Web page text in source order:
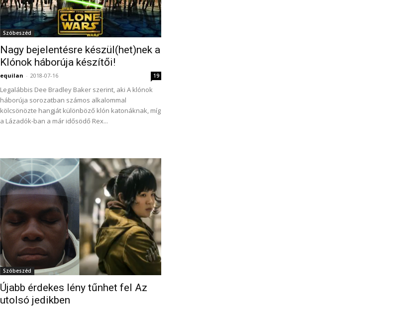
Szóbeszéd
Nagy bejelentésre készül(het)nek a
Klónok háborúja készítői!
equilan - 2018-07-16 19
Legalábbis Dee Bradley Baker szerint, aki A klónok
háborúja sorozatban számos alkalommal
kölcsönözte hangját különböző klón katonáknak, míg
a Lázadók-ban a már idősödő Rex...
Szóbeszéd
Újabb érdekes lény tűnhet fel Az
utolsó jedikben